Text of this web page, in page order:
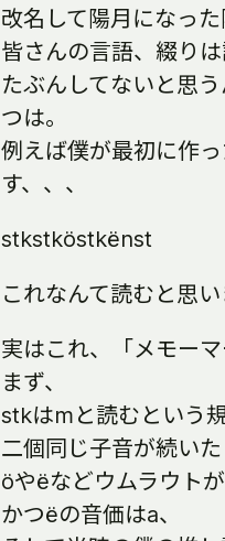
改名して陽月になった
皆さんの言語、綴り
たぶんしてないと思
つは。
例えば僕が最初に作
す、、、
stkstköstkënst
これなんて読むと思い
実はこれ、「メモーマ
まず、
stkはmと読むという規
二個同じ子音が続い
öやëなどウムラウト
かつëの音価はa、